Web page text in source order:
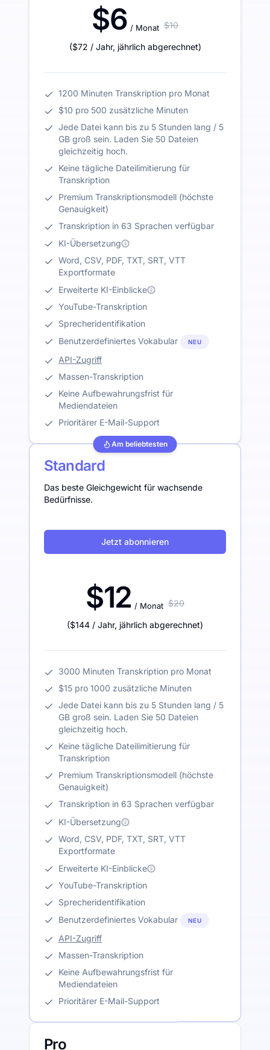
$6 / Monat $10
($72 / Jahr, jährlich abgerechnet)
1200 Minuten Transkription pro Monat
$10 pro 500 zusätzliche Minuten
Jede Datei kann bis zu 5 Stunden lang / 5
GB groß sein. Laden Sie 50 Dateien
gleichzeitig hoch.
Keine tägliche Dateilimitierung für
Transkription
Premium Transkriptionsmodell (höchste
Genauigkeit)
Transkription in 63 Sprachen verfügbar
KI-Übersetzung
Word, CSV, PDF, TXT, SRT, VTT
Exportformate
Erweiterte KI-Einblicke
YouTube-Transkription
Sprecheridentifikation
Benutzerdefiniertes Vokabular
NEU
API-Zugriff
Massen-Transkription
Keine Aufbewahrungsfrist für
Mediendateien
Prioritärer E-Mail-Support
Am beliebtesten
Standard
Das beste Gleichgewicht für wachsende
Bedürfnisse.
Jetzt abonnieren
$12 / Monat $20
($144 / Jahr, jährlich abgerechnet)
3000 Minuten Transkription pro Monat
$15 pro 1000 zusätzliche Minuten
Jede Datei kann bis zu 5 Stunden lang / 5
GB groß sein. Laden Sie 50 Dateien
gleichzeitig hoch.
Keine tägliche Dateilimitierung für
Transkription
Premium Transkriptionsmodell (höchste
Genauigkeit)
Transkription in 63 Sprachen verfügbar
KI-Übersetzung
Word, CSV, PDF, TXT, SRT, VTT
Exportformate
Erweiterte KI-Einblicke
YouTube-Transkription
Sprecheridentifikation
Benutzerdefiniertes Vokabular
NEU
API-Zugriff
Massen-Transkription
Keine Aufbewahrungsfrist für
Mediendateien
Prioritärer E-Mail-Support
Pro